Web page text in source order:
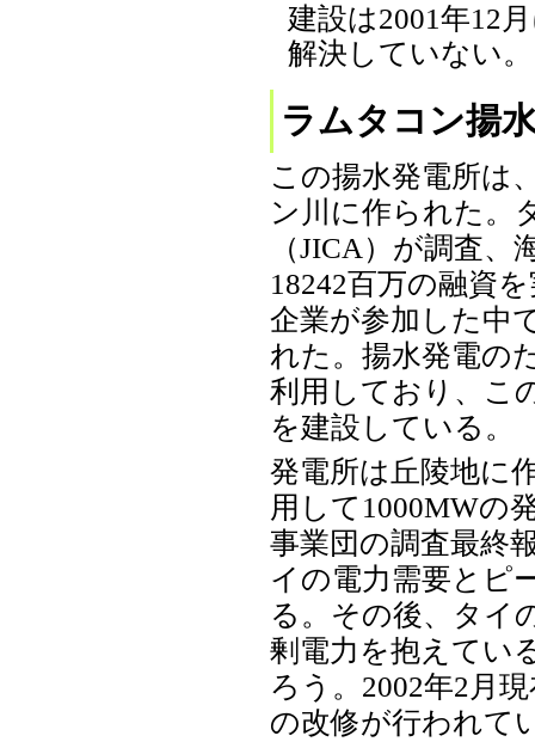
建設は2001年12
解決していない
ラムタコン揚
この揚水発電所は
ン川に作られた。
（JICA）が調査
18242百万の融資
企業が参加した中
れた。揚水発電の
利用しており、こ
を建設している。
発電所は丘陵地に
用して1000MWの
事業団の調査最終
イの電力需要とピ
る。その後、タイ
剰電力を抱えてい
ろう。2002年2月
の改修が行われて